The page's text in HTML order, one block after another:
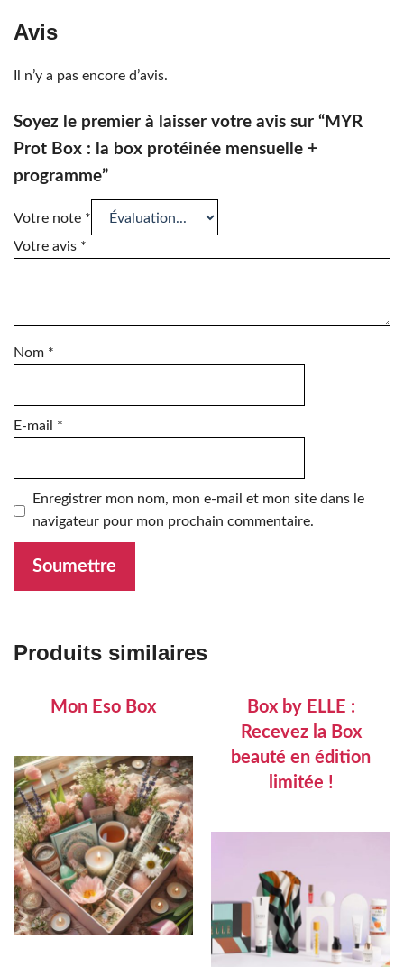
Avis
Il n’y a pas encore d’avis.
Soyez le premier à laisser votre avis sur “MYR
Prot Box : la box protéinée mensuelle +
programme”
Votre note *
Votre avis *
Nom *
E-mail *
Enregistrer mon nom, mon e-mail et mon site dans le
navigateur pour mon prochain commentaire.
Produits similaires
Mon Eso Box
Box by ELLE :
Recevez la Box
beauté en édition
limitée !